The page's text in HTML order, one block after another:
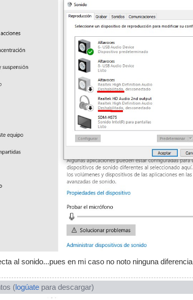
al sonido...pues en mi caso no noto ninguna
(logúate para descargar)